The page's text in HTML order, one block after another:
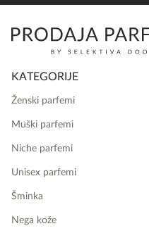
KATEGORIJE
Ženski parfemi
Muški parfemi
Niche parfemi
Unisex parfemi
Šminka
Nega kože